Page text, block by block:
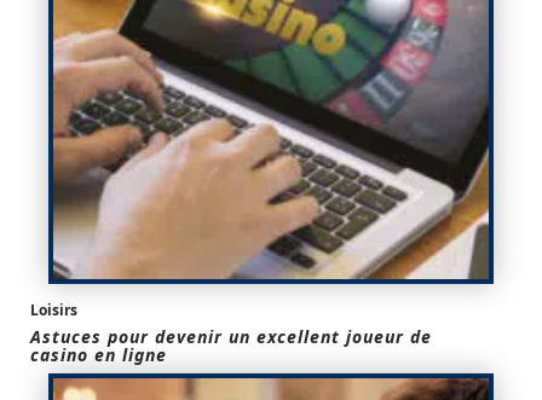
Loisirs
Astuces pour devenir un excellent joueur de
casino en ligne